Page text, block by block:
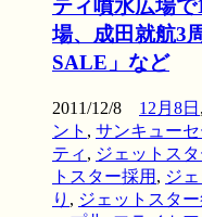
ティ噴水広場
場、成田就航3
SALE」など
2011/12/8 12月8日 ,
ント , サンキュー
ティ , ジェットス
トスター採用 , ジ
り , ジェットスター